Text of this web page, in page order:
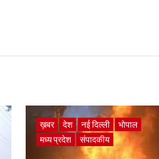
ख़बर देश नई दिल्ली
भोपाल
मध्य प्रदेश
संपादकीय